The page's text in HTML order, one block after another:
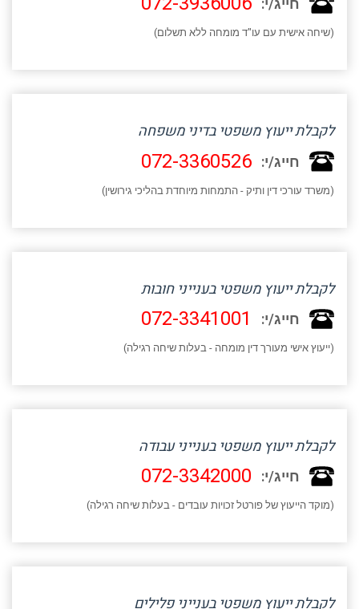
חייג/י:
(שיחה אישית עם עו"ד מומחה ללא תשלום)
לקבלת ייעוץ משפטי בדיני משפחה
חייג/י: 072-3360526
(משרד עורכי דין ותיק - התמחות מיוחדת בהליכי גירושין)
לקבלת ייעוץ משפטי בענייני חובות
חייג/י: 072-3341001
(ייעוץ אישי מעורך דין מומחה - בעלות שיחה רגילה)
לקבלת ייעוץ משפטי בענייני עבודה
חייג/י: 072-3342000
(מוקד הייעוץ של פורטל זכויות עובדים - בעלות שיחה רגילה)
לקבלת ייעוץ משפטי בענייני פלילים